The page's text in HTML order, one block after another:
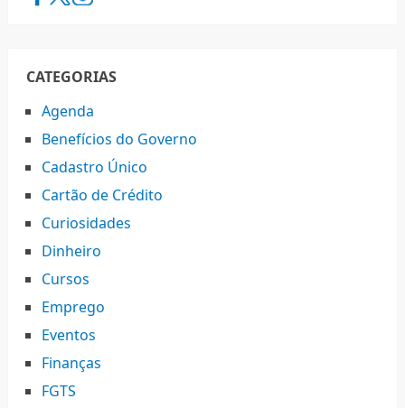
CATEGORIAS
Agenda
Benefícios do Governo
Cadastro Único
Cartão de Crédito
Curiosidades
Dinheiro
Cursos
Emprego
Eventos
Finanças
FGTS